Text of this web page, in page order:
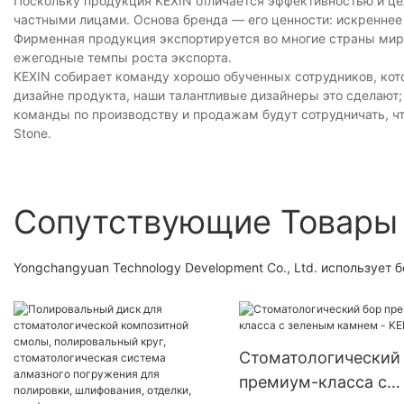
частными лицами. Основа бренда — его ценности:
Фирменная продукция экспортируется во многие страны
ежегодные темпы роста экспорта.
KEXIN собирает команду хорошо обученных сотрудников,
дизайне продукта, наши талантливые дизайнеры это
команды по производству и продажам будут сотрудничать,
Stone.
Сопутствующие Товары
Yongchangyuan Technology Development Co., Ltd. использует
премиум-класса с